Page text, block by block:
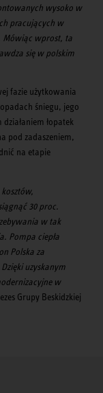
wysoko w
pracujących w
Mówiąc wprost, ta
się w polskim
fazie użytkowania
śniegu, jego
łopatek
pod zadaszeniem,
na etapie
30 proc.
w tak
Pompa ciepła
Polska za
uzyskanym
w
Grupy Beskidzkiej